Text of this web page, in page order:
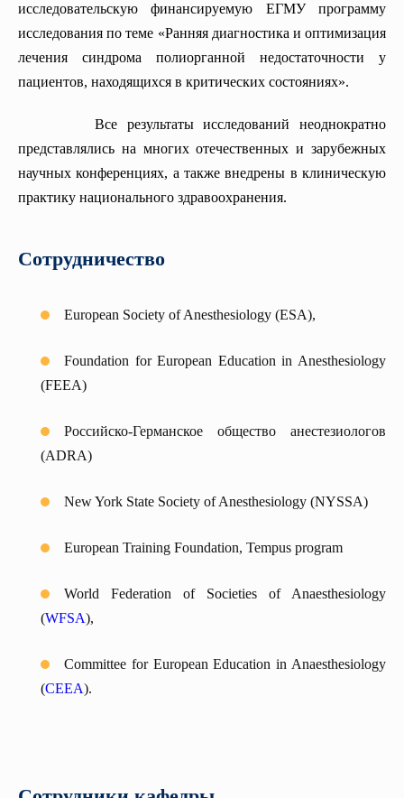
исследовательскую финансируемую ЕГМУ программу
исследования по теме «Ранняя диагностика и оптимизация
лечения синдрома полиорганной недостаточности у
пациентов, находящихся в критических состояниях».
Все результаты исследований неоднократно
представлялись на многих отечественных и зарубежных
научных конференциях, а также внедрены в клиническую
практику национального здравоохранения.
Сотрудничество
European Society of Anesthesiology (ESA),
Foundation for European Education in Anesthesiology
(FEEA)
Российско-Германское общество анестезиологов
(ADRA)
New York State Society of Anesthesiology (NYSSA)
European Training Foundation, Tempus program
World Federation of Societies of Anaesthesiology
(WFSA),
Committee for European Education in Anaesthesiology
(CEEA).